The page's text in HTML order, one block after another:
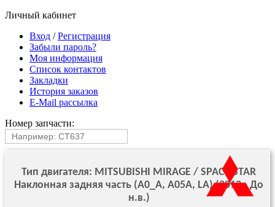
Личный кабинет
Вход /Регистрация
Забыли пароль?
Моя информация
Список контактов
Закладки
История заказов
E-Mail рассылка
Номер запчасти:
Тип двигателя: MITSUBISHI MIRAGE / SPACE STAR
Наклонная задняя часть (A0_A, A05A, LA) (2012 - До
н.в.)